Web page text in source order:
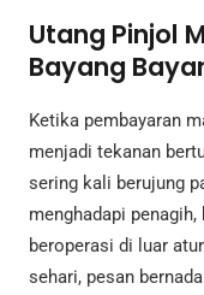
Utang Pinjol
Bayang
Ketika pembayaran
menjadi tekanan
sering kali berujung
menghadapi
beroperasi di luar
sehari, pesan